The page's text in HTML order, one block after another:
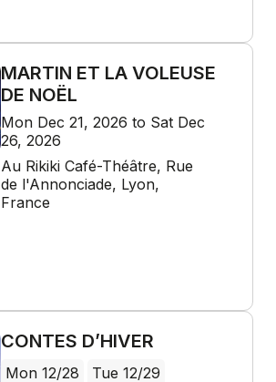
MARTIN ET LA VOLEUSE
DE NOËL
Mon Dec 21, 2026 to Sat Dec
26, 2026
Au Rikiki Café-Théâtre, Rue
de l'Annonciade, Lyon,
France
CONTES D’HIVER
Mon 12/28 Tue 12/29